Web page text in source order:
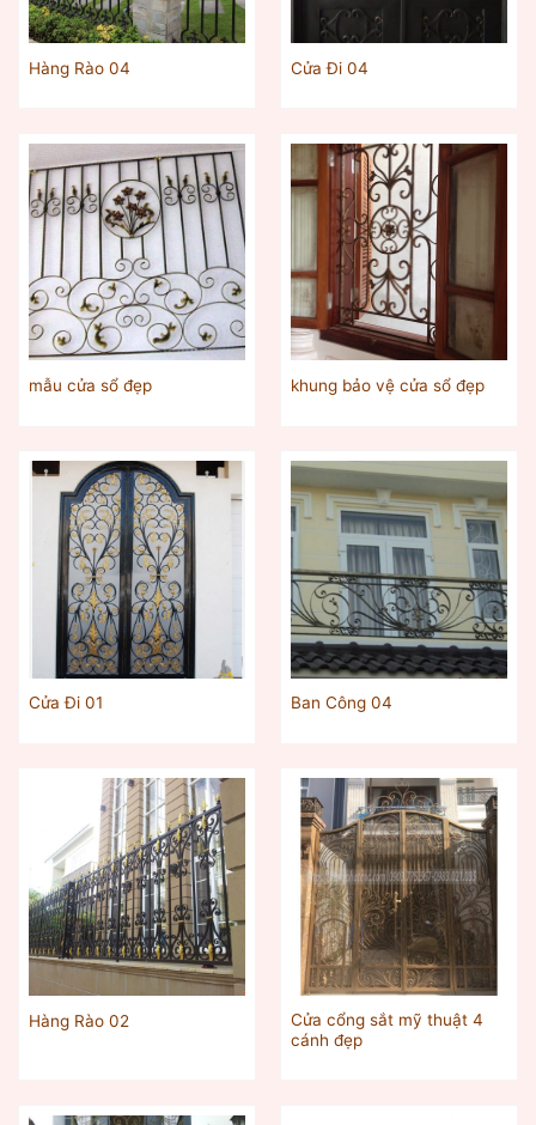
Hàng Rào 04 Cửa Đi 04
mẫu cửa sổ đẹp khung bảo vệ cửa sổ đẹp
Cửa Đi 01 Ban Công 04
Hàng Rào 02
Cửa cổng sắt mỹ thuật 4
cánh đẹp